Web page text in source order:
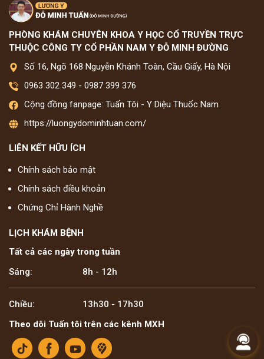
PHÒNG KHÁM CHUYÊN KHOA Y HỌC CỔ TRUYỀN TRỰC
THUỘC CÔNG TY CỔ PHẦN NAM Y ĐỖ MINH ĐƯỜNG
Số 16, Ngõ 168 Nguyễn Khánh Toàn, Cầu Giấy, Hà Nội
0963 302 349 - 0987 399 376
Cộng đồng fanpage: Tuấn Tôi - Y Diệu Thuốc Nam
https://luongydominhtuan.com/
LIÊN KẾT HỮU ÍCH
Chính sách bảo mật
Chính sách điều khoản
Chứng Chỉ Hành Nghề
LỊCH KHÁM BỆNH
Tất cả các ngày trong tuần
Sáng:
8h - 12h
Chiều:
13h30 - 17h30
Theo dõi Tuấn tôi trên các kênh MXH